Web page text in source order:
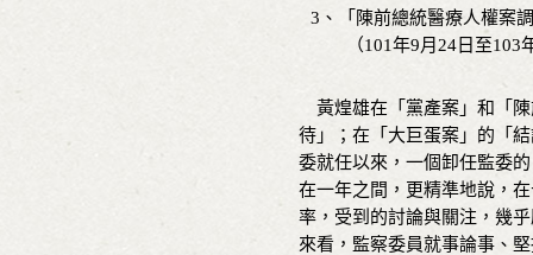
3、「陳前總統醫療人權案
（101年9月24日至103
黃煌雄在「黨產案」和「陳
待」；在「大巨蛋案」的「
委就任以來，一個卸任監委
在一年之間，更精準地說，
率，受到的討論與關注，幾
來看，監察委員就事論事、